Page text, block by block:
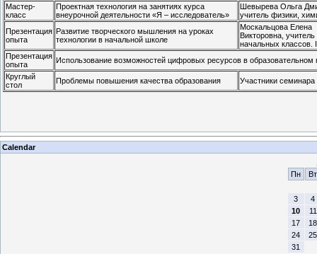
Мастер-
класс
Проектная технология на занятиях курса
внеурочной деятельности «Я – исследователь»
Шевырева Ольга
учитель физики,
Презентация
опыта
Развитие творческого мышления на уроках
технологии в начальной школе
Москальцова Елена
Викторовна, учитель
начальных классов.
Презентация
опыта
Использование возможностей цифровых ресурсов в образовательном
Круглый
стол
Проблемы повышения качества образования Участники семинара
Calendar
Пн
Вт
3
4
10
11
17
18
24
25
31